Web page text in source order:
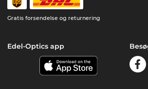
Gratis forsendelse og returnering
Edel-Optics app